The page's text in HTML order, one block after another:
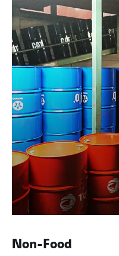
Non-Food